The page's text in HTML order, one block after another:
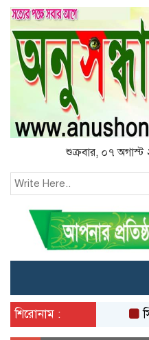
শুক্রবার, ০৭
শিরোনাম :